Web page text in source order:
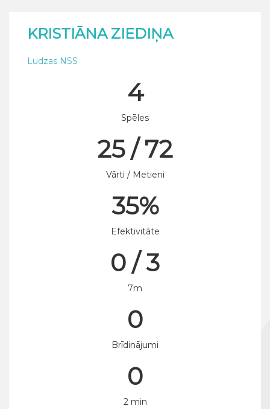
KRISTIĀNA ZIEDIŅA
Ludzas NSS
4
Spēles
25 / 72
Vārti / Metieni
35%
Efektivitāte
0 / 3
7m
0
Brīdinājumi
0
2 min